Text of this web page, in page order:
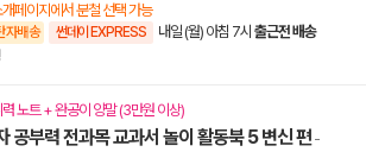
개페이지에서 분철 선택 가능
자배송 썬데이 EXPRESS 내일 (월) 아침 7시 출근전 배송
력 노트 + 완공이 양말 (3만원 이상)
공부력 전과목 교과서 놀이 활동북 5 변신 편 -